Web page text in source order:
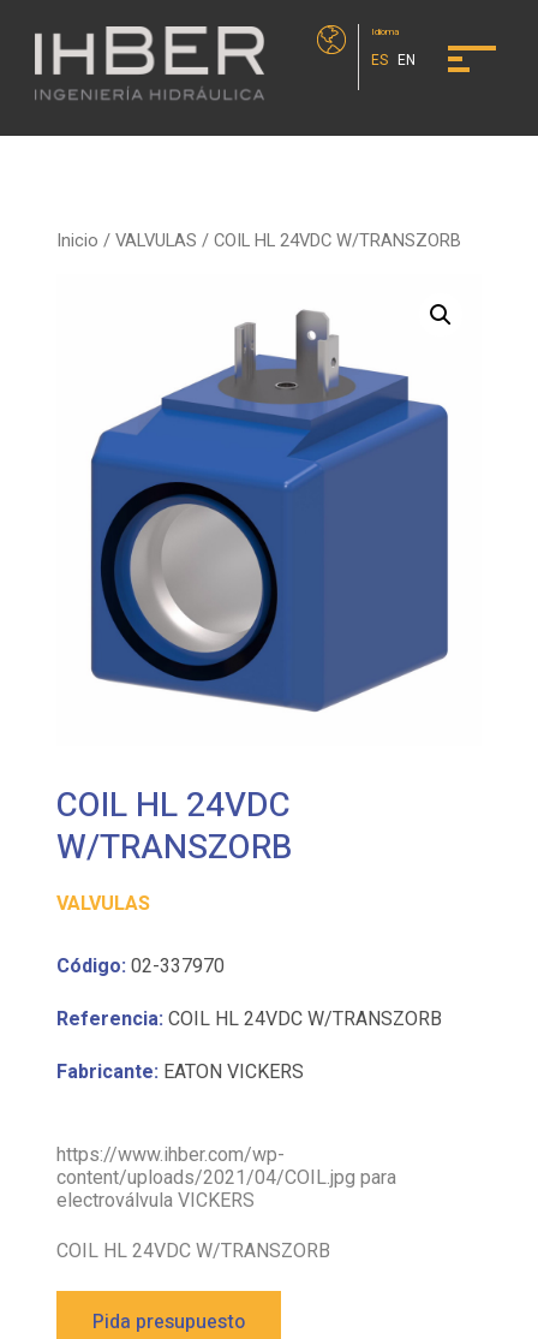
Idioma
ES EN
Inicio /VALVULAS / COIL HL 24VDC W/TRANSZORB
COIL HL 24VDC
W/TRANSZORB
VALVULAS
Código: 02-337970
Referencia: COIL HL 24VDC W/TRANSZORB
Fabricante: EATON VICKERS
https://www.ihber.com/wp-
content/uploads/2021/04/COIL.jpg para
electroválvula VICKERS
COIL HL 24VDC W/TRANSZORB
Pida presupuesto